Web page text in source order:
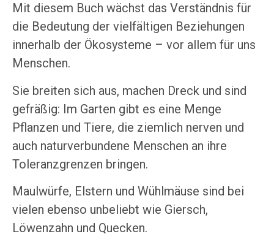
Mit diesem Buch wächst das Verständnis für
die Bedeutung der vielfältigen Beziehungen
innerhalb der Ökosysteme – vor allem für uns
Menschen.
Sie breiten sich aus, machen Dreck und sind
gefräßig: Im Garten gibt es eine Menge
Pflanzen und Tiere, die ziemlich nerven und
auch naturverbundene Menschen an ihre
Toleranzgrenzen bringen.
Maulwürfe, Elstern und Wühlmäuse sind bei
vielen ebenso unbeliebt wie Giersch,
Löwenzahn und Quecken.